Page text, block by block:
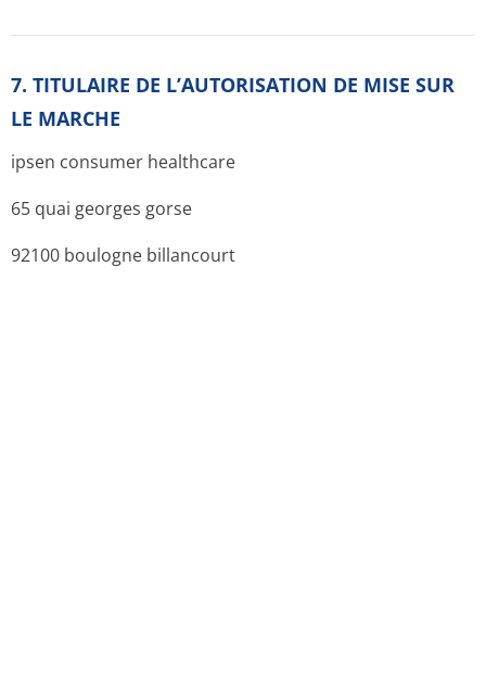
7. TITULAIRE DE L’AUTORISATION DE MISE SUR
LE MARCHE
ipsen consumer healthcare
65 quai georges gorse
92100 boulogne billancourt